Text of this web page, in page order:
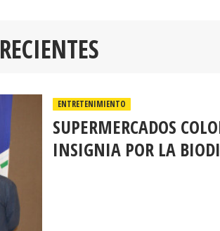
RECIENTES
ENTRETENIMIENTO
SUPERMERCADOS
INSIGNIA POR LA